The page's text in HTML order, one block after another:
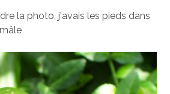
la photo, j'avais les pieds dans